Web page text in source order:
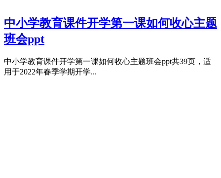
中小学教育课件开学第一课如何收心主题
班会ppt
中小学教育课件开学第一课如何收心主题班会ppt共39页，适
用于2022年春季学期开学...